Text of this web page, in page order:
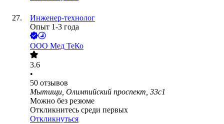
Инженер-технолог
Опыт 1-3 года
ООО Мед ТеКо
3.6
•
50 отзывов
Мытищи, Олимпийский проспект, 33с1
Можно без резюме
Откликнитесь среди первых
Откликнуться